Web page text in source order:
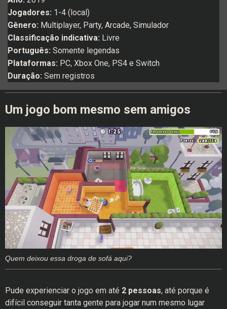
Jogadores: 1-4 (local)
Gênero: Multiplayer, Party, Arcade, Simulador
Classificação indicativa: Livre
Português: Somente legendas
Plataformas: PC, Xbox One, PS4 e Switch
Duração: Sem registros
Um jogo bom mesmo sem amigos
Quem deixou essa droga de sofá aqui?
Pude experienciar o jogo em até 2 pessoas, até porque é
difícil conseguir tanta gente para jogar num mesmo lugar